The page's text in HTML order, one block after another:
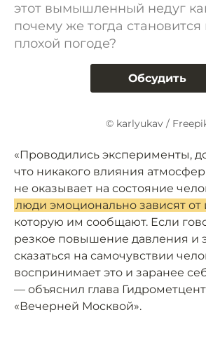
этот вымышленный недуг
почему же тогда становится
плохой погоде?
Обсудить
© karlyukav /
«Проводились эксперименты,
что никакого влияния
не оказывает на состояние
люди эмоционально зависят
которую им сообщают. Если
резкое повышение давления и
сказаться на самочувствии
воспринимает это и заранее
— объяснил глава
«Вечерней Москвой».